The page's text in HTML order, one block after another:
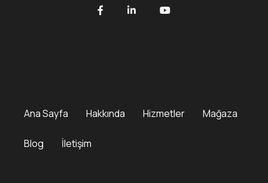
Ana Sayfa Hakkında Hizmetler Mağaza
Blog İletişim